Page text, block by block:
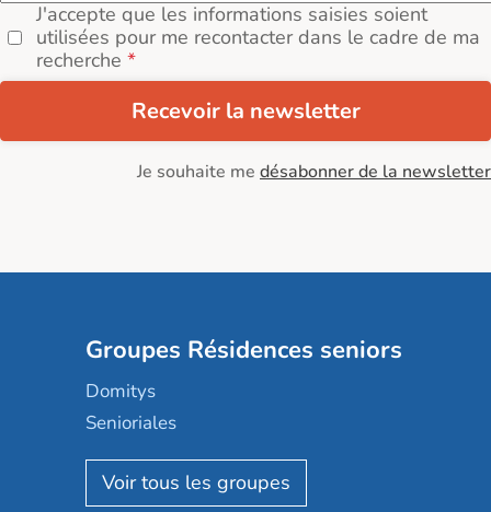
J'accepte que les informations saisies soient
utilisées pour me recontacter dans le cadre de ma
recherche
Recevoir la newsletter
Je souhaite me désabonner de la newsletter
Groupes Résidences seniors
Domitys
Senioriales
Nohée
Les Résidentiels